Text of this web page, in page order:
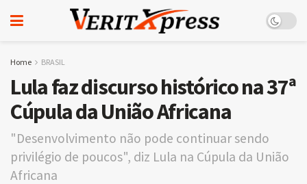
Home BRASIL
Lula faz discurso histórico na 37ª
Cúpula da União Africana
"Desenvolvimento não pode continuar sendo
privilégio de poucos", diz Lula na Cúpula da União
Africana